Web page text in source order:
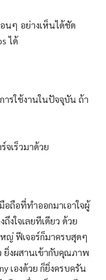
นๆ อย่างเห็นได้ชัด
ได้
ารใช้งานในปัจจุบัน ถ้า
จเร็วมาด้วย
อถือที่ทำออกมาเอาใจผู้
งใจเลยทีเดียว ด้วย
ญ่ ฟีเจอร์ก็มาครบสุดๆ
ยิ่งผสานเข้ากับคุณภาพ
เองด้วย ก็ยิ่งครบครัน